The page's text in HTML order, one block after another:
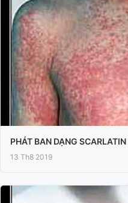
PHÁT BAN DẠNG
13 Th8 2019